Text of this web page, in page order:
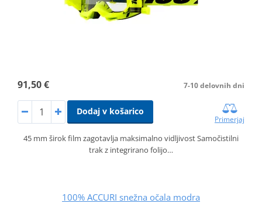
91,50 € 7-10 delovnih dni
Dodaj v košarico
Primerjaj
45 mm širok film zagotavlja maksimalno vidljivost Samočistilni
trak z integrirano folijo…
100% ACCURI snežna očala modra